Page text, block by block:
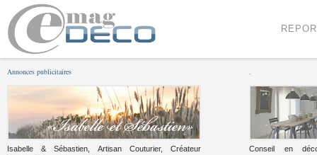
Annonces publicitaires
Isabelle & Sébastien, Artisan Couturier, Créateur
Conseil en